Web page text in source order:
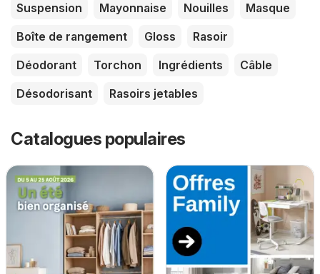
Suspension
Mayonnaise Nouilles
Masque
Boîte de rangement
Gloss
Rasoir
Déodorant
Torchon Ingrédients
Câble
Désodorisant
Rasoirs jetables
Catalogues populaires